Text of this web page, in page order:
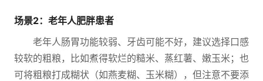
场景2：老年人肥胖患者
老年人肠胃功能较弱、牙齿可能不好，建议选择口感
较软的粗粮，比如煮得软烂的糙米、蒸红薯、嫩玉米；也
可将粗粮打成糊状（如燕麦糊、玉米糊），但注意不要添